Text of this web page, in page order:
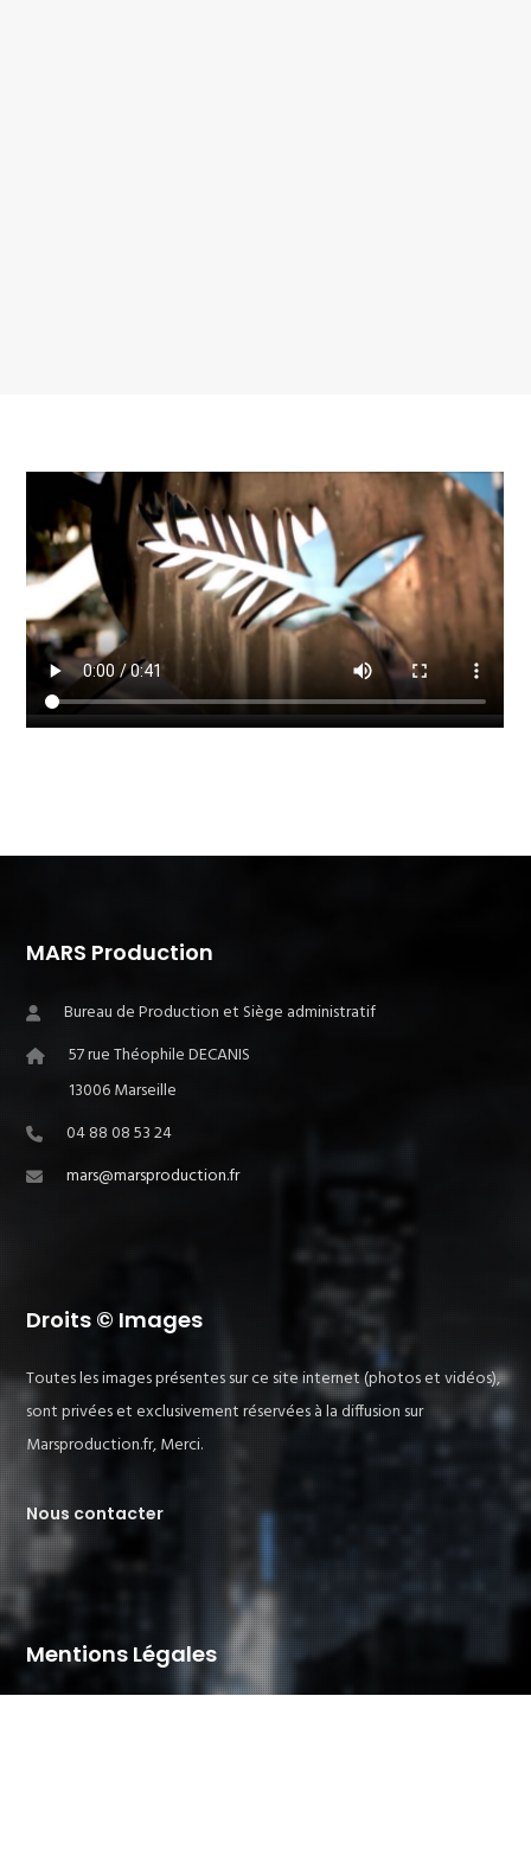
MARS Production
Bureau de Production et Siège administratif
57 rue Théophile DECANIS
13006 Marseille
04 88 08 53 24
mars@marsproduction.fr
Droits © Images
Toutes les images présentes sur ce site internet (photos et vidéos),
sont privées et exclusivement réservées à la diffusion sur
Marsproduction.fr, Merci.
Nous contacter
Mentions Légales